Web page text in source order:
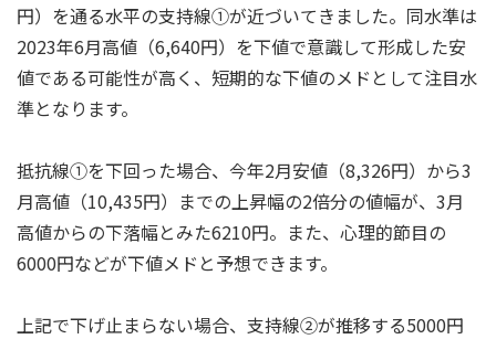
円）を通る水平の支持線①が近づいてきました。同水準は
2023年6月高値（6,640円）を下値で意識して形成した安
値である可能性が高く、短期的な下値のメドとして注目水
準となります。
抵抗線①を下回った場合、今年2月安値（8,326円）から3
月高値（10,435円）までの上昇幅の2倍分の値幅が、3月
高値からの下落幅とみた6210円。また、心理的節目の
6000円などが下値メドと予想できます。
上記で下げ止まらない場合、支持線②が推移する5000円